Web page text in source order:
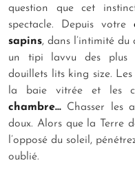
question que cet
spectacle. Depuis votre
sapins, dans l’intimité du
un tipi lavvu des plus
douillets lits king size.
la baie vitrée et les
chambre… Chasser les
doux. Alors que la Terre
l’opposé du soleil,
oublié.